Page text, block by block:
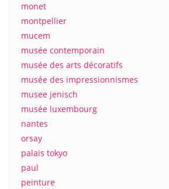
monet
montpellier
mucem
musée contemporain
musée des arts décoratifs
musée des impressionnismes
musee jenisch
musée luxembourg
nantes
orsay
palais tokyo
paul
peinture